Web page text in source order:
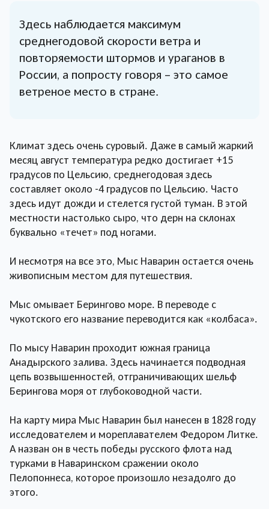
Здесь наблюдается максимум
среднегодовой скорости ветра и
повторяемости штормов и ураганов в
России, а попросту говоря – это самое
ветреное место в стране.
Климат здесь очень суровый. Даже в самый жаркий
месяц август температура редко достигает +15
градусов по Цельсию, среднегодовая здесь
составляет около -4 градусов по Цельсию. Часто
здесь идут дожди и стелется густой туман. В этой
местности настолько сыро, что дерн на склонах
буквально «течет» под ногами.
И несмотря на все это, Мыс Наварин остается очень
живописным местом для путешествия.
Мыс омывает Берингово море. В переводе с
чукотского его название переводится как «колбаса».
По мысу Наварин проходит южная граница
Анадырского залива. Здесь начинается подводная
цепь возвышенностей, отграничивающих шельф
Берингова моря от глубоководной части.
На карту мира Мыс Наварин был нанесен в 1828 году
исследователем и мореплавателем Федором Литке.
А назван он в честь победы русского флота над
турками в Наваринском сражении около
Пелопоннеса, которое произошло незадолго до
этого.